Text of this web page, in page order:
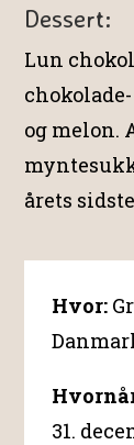
Dessert:
Lun
og melon.
årets
Hvor:
31.